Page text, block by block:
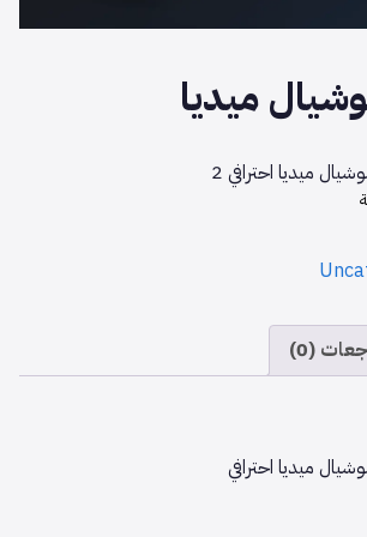
ميديا
ميديا احترافي 2
(0)
ميديا احترافي